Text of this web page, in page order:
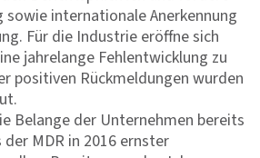
internationale Anerkennung
Für die Industrie eröffne sich
jahrelange Fehlentwicklung zu
positiven Rückmeldungen wurden
Belange der Unternehmen bereits
MDR in 2016 ernster